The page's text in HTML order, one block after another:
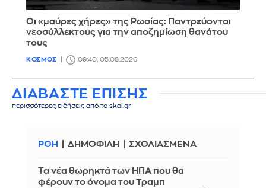
Οι «μαύρες χήρες» της Ρωσίας: Παντρεύονται
νεοσύλλεκτους για την αποζημίωση θανάτου
τους
ΚΟΣΜΟΣ 09:40, 05.08.2026
ΔΙΑΒΑΣΤΕ ΕΠΙΣΗΣ
περισσότερες ειδήσεις από το skai.gr
ΡΟΗ ΔΗΜΟΦΙΛΗ ΣΧΟΛΙΑΣΜΕΝΑ
Τα νέα θωρηκτά των ΗΠΑ που θα
φέρουν το όνομα του Τραμπ